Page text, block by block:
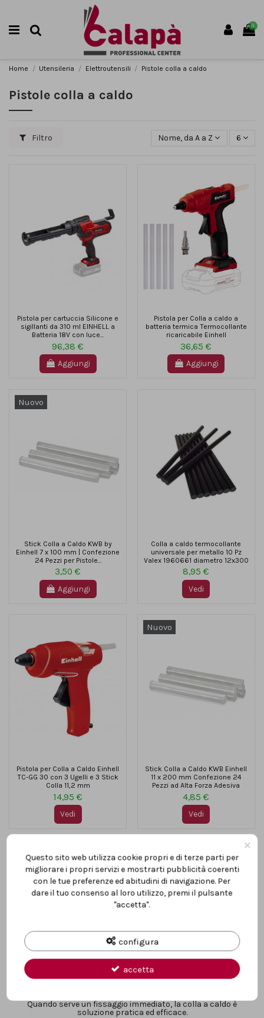
0
Home Utensileria Elettroutensili Pistole colla a caldo
Pistole colla a caldo
Filtro Nome, da A a Z 6
Pistola per cartuccia Silicone e
sigillanti da 310 ml EINHELL a
Batteria 18V con luce...
96,38 €
Aggiungi
Pistola per Colla a caldo a
batteria termica Termocollante
ricaricabile Einhell
36,65 €
Aggiungi
Nuovo
Stick Colla a Caldo KWB by
Einhell 7 x 100 mm | Confezione
24 Pezzi per Pistole...
3,50 €
Aggiungi
Colla a caldo termocollante
universale per metallo 10 Pz
Valex 1960661 diametro 12x300
8,95 €
Vedi
Pistola per Colla a Caldo Einhell
TC-GG 30 con 3 Ugelli e 3 Stick
Colla 11,2 mm
14,95 €
Vedi
Nuovo
Stick Colla a Caldo KWB Einhell
11 x 200 mm Confezione 24
Pezzi ad Alta Forza Adesiva
4,85 €
Vedi
Pistole Colla a Caldo
Professionali
La categoria Pistole Colla a Caldodi Calapà Professional Center
comprende una selezione di pistole termocolla progettate per
applicazioni rapide e precise su legno, plastica, metallo leggero
e materiali compositi.
Strumenti indispensabili per installazioni leggere, riparazioni,
Quando serve un fissaggio immediato, la colla a caldo è
soluzione pratica ed efficace.
×
Questo sito web utilizza cookie propri e di terze parti per
migliorare i propri servizi e mostrarti pubblicità coerenti
con le tue preferenze ed abitudini di navigazione. Per
dare il tuo consenso al loro utilizzo, premi il pulsante
"accetta".
configura
accetta